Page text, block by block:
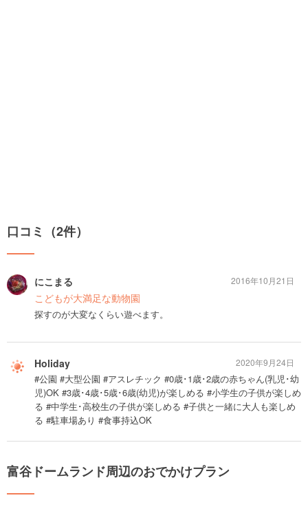
口コミ（2件）
にこまる
こどもが大満足な動物園
探すのが大変なくらい遊べます。
2016年10月21日
Holiday
#公園 #大型公園 #アスレチック #0歳･1歳･2歳の赤ちゃん(乳児･幼
児)OK #3歳･4歳･5歳･6歳(幼児)が楽しめる #小学生の子供が楽しめ
る #中学生･高校生の子供が楽しめる #子供と一緒に大人も楽しめ
る #駐車場あり #食事持込OK
2020年9月24日
富谷ドームランド周辺のおでかけプラン